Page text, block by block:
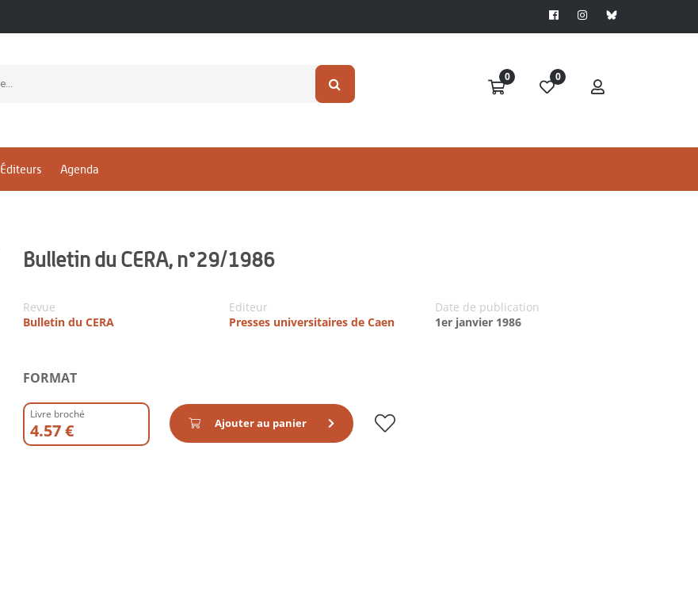
0 0
Éditeurs Agenda
Bulletin du CERA, n°29/1986
Revue
Bulletin du CERA
Editeur
Presses universitaires de Caen
Date de publication
1er janvier 1986
FORMAT
Livre broché
4.57 € Ajouter au panier